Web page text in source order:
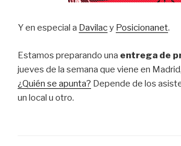
Y en especial a Davilacy Posicionanet.
Estamos preparando una entrega de
jueves de la semana que viene en
¿Quién se apunta? Depende de los
un local u otro.